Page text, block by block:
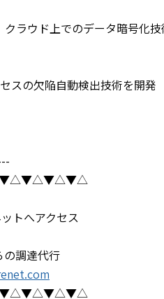
ラウド上でのデータ暗号化
スの欠陥自動検出技術を開発
トへアクセス
調達代行